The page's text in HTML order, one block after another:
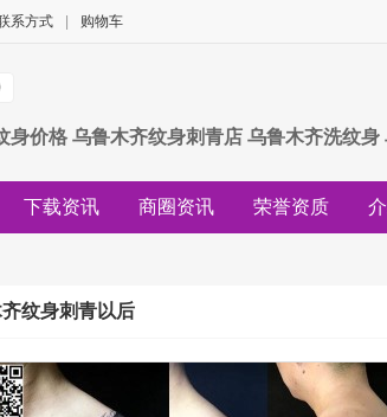
系方式 购物车
价格 乌鲁木齐纹身刺青店 乌鲁木齐洗纹
下载资讯 商圈资讯 荣誉资质
纹身刺青以后